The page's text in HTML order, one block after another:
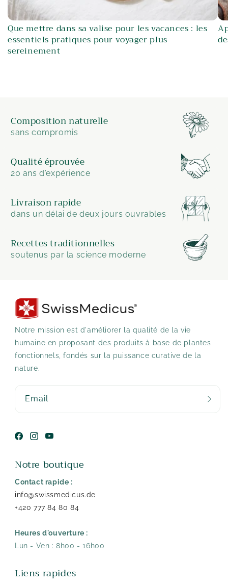
Que mettre dans sa valise pour les vacances : les
essentiels pratiques pour voyager plus
sereinement
Composition naturelle
sans compromis
Qualité éprouvée
20 ans d'expérience
Livraison rapide
dans un délai de deux jours ouvrables
Recettes traditionnelles
soutenus par la science moderne
Notre mission est d'améliorer la qualité de la vie
humaine en proposant des produits à base de plantes
fonctionnels, fondés sur la puissance curative de la
nature.
Email
Facebook
Instagram
YouTube
Notre boutique
Contact rapide :
info@swissmedicus.de
+420 777 84 80 84
Heures d'ouverture :
Lun - Ven : 8h00 - 16h00
Liens rapides